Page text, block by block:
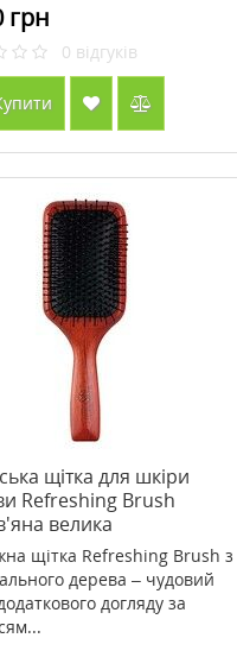
грн
0 відгуків
щітка для шкіри
Refreshing Brush
велика
щітка Refreshing Brush з
дерева – чудовий
догляду за